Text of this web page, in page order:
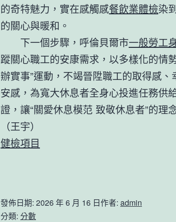
的奇特魅力，實在感觸感餐飲業體檢染
的關心與暖和。
下一個步驟，呼倫貝爾市一般勞工
蹤關心職工的安康需求，以多樣化的情
辦實事”運動，不竭晉陞職工的取得感、
安感，為寬大休息者全身心投進任務供
證，讓“關愛休息模范 致敬休息者”的理
（王宇）
健檢項目
發佈日期: 2026 年 6 月 16 日作者: admin
分類: 分數